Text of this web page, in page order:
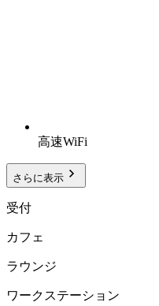
高速WiFi
さらに表示
受付
カフェ
ラウンジ
ワークステーション